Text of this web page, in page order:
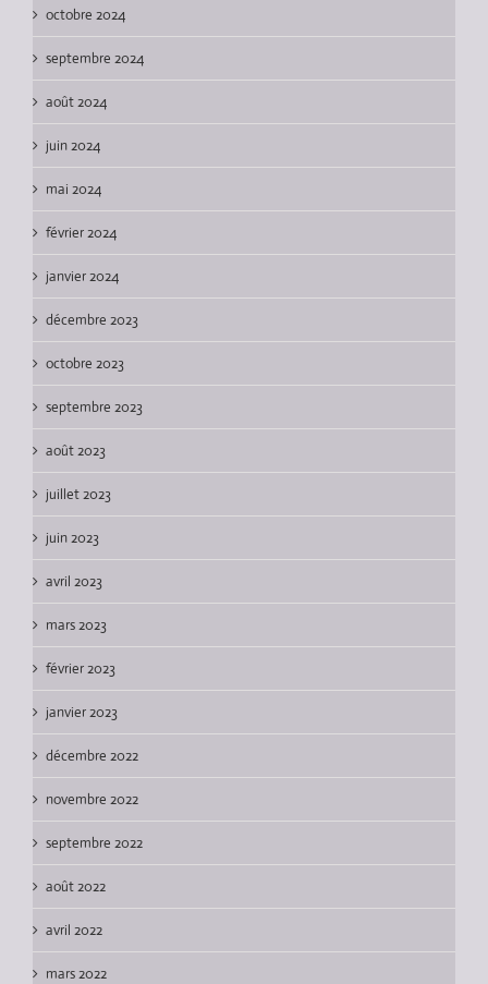
octobre 2024
septembre 2024
août 2024
juin 2024
mai 2024
février 2024
janvier 2024
décembre 2023
octobre 2023
septembre 2023
août 2023
juillet 2023
juin 2023
avril 2023
mars 2023
février 2023
janvier 2023
décembre 2022
novembre 2022
septembre 2022
août 2022
avril 2022
mars 2022